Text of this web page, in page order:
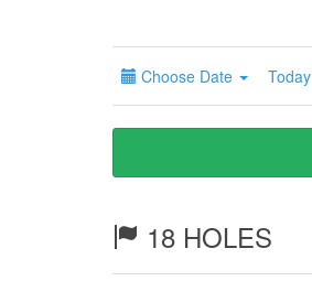
Choose Date Today
18 HOLES